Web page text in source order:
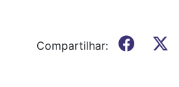
Compartilhar: